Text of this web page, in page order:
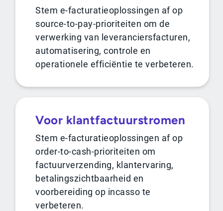
Stem e-facturatieoplossingen af op
source-to-pay-prioriteiten om de
verwerking van leveranciersfacturen,
automatisering, controle en
operationele efficiëntie te verbeteren.
Voor klantfactuurstromen
Stem e-facturatieoplossingen af op
order-to-cash-prioriteiten om
factuurverzending, klantervaring,
betalingszichtbaarheid en
voorbereiding op incasso te
verbeteren.